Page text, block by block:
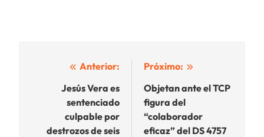
Navegación
entradas
Anterior:
Jesús Vera es
sentenciado
culpable por
destrozos de seis
Próximo:
Objetan ante el TCP
figura del
“colaborador
eficaz” del DS 4757